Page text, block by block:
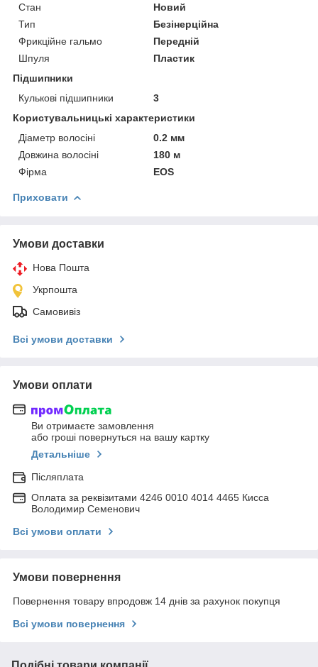
Стан
Новий
Тип
Безінерційна
Фрикційне гальмо
Передній
Шпуля
Пластик
Підшипники
Кулькові підшипники
3
Користувальницькі характеристики
Діаметр волосіні
0.2 мм
Довжина волосіні
180 м
Фірма
EOS
Приховати
Умови доставки
Нова Пошта
Укрпошта
Самовивіз
Всі умови доставки
Умови оплати
Ви отримаєте замовлення
або гроші повернуться на вашу картку
Детальніше
Післяплата
Оплата за реквізитами 4246 0010 4014 4465 Кисса
Володимир Семенович
Всі умови оплати
Умови повернення
Повернення товару впродовж 14 днів за рахунок покупця
Всі умови повернення